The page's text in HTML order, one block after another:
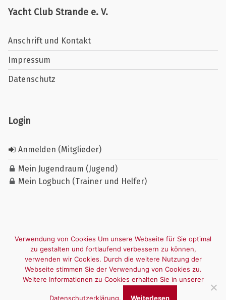
Yacht Club Strande e. V.
Anschrift und Kontakt
Impressum
Datenschutz
Login
Anmelden (Mitglieder)
Mein Jugendraum (Jugend)
Mein Logbuch (Trainer und Helfer)
Verwendung von Cookies Um unsere Webseite für Sie optimal
zu gestalten und fortlaufend verbessern zu können,
verwenden wir Cookies. Durch die weitere Nutzung der
Webseite stimmen Sie der Verwendung von Cookies zu.
Weitere Informationen zu Cookies erhalten Sie in unserer
Datenschutzerklärung. Weiterlesen